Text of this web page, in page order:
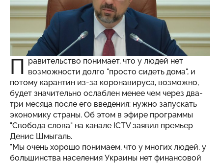
П равительство понимает, что у людей нет
возможности долго "просто сидеть дома", и
потому карантин из-за коронавируса, возможно,
будет значительно ослаблен менее чем через два-
три месяца после его введения: нужно запускать
экономику страны. Об этом в эфире программы
"Свобода слова" на канале ICTV заявил премьер
Денис Шмыгаль.
"Мы очень хорошо понимаем, что у многих людей, у
большинства населения Украины нет финансовой